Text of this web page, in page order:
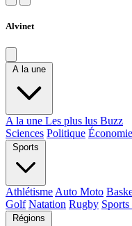
Alvinet
A la une
A la une Les plus lus Buzz
Sciences Politique Économie
Sports
Athlétisme Auto Moto
Golf Natation Rugby
Régions